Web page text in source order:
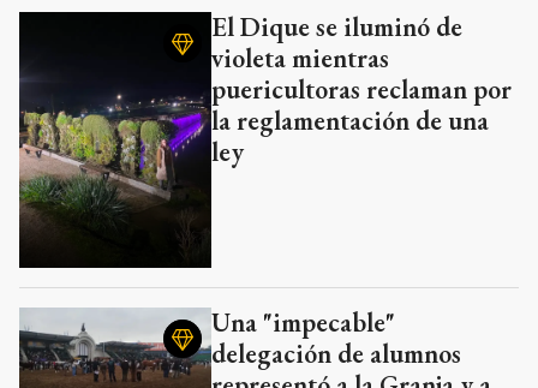
El Dique se iluminó de
violeta mientras
puericultoras reclaman por
la reglamentación de una
ley
Una "impecable"
delegación de alumnos